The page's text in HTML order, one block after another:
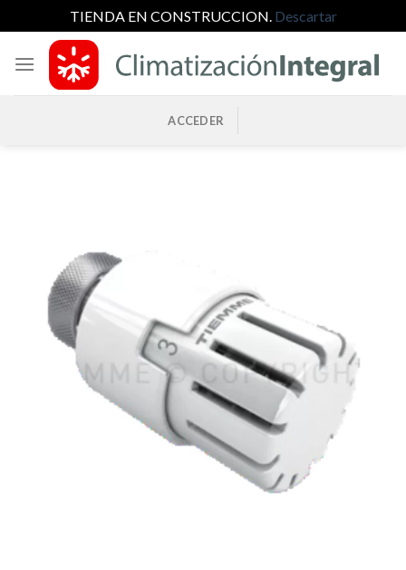
TIENDA EN CONSTRUCCION. Descartar
contenido
ACCEDER